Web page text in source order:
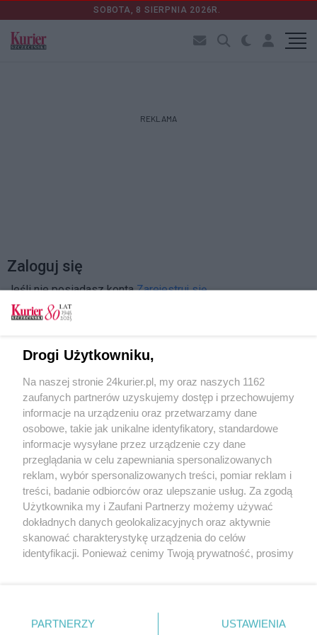
SOBOTA, 8 SIERPNIA 2026R.
REKLAMA
Zaloguj się
Jeśli nie posiadasz kontaZarejestruj się
Zapamiętać?
Zaloguj
Zapomniałem hasła
Copyright © 2022 Kurier Szczeciński sp. z o.o.
Drogi Użytkowniku,
Na naszej stronie 24kurier.pl, my oraz naszych 1162
zaufanych partnerów uzyskujemy dostęp i przechowujemy
informacje na urządzeniu oraz przetwarzamy dane
osobowe, takie jak unikalne identyfikatory, standardowe
informacje wysyłane przez urządzenie czy dane
przeglądania w celu zapewniania spersonalizowanych
reklam, wybór spersonalizowanych treści, pomiar reklam i
treści, badanie odbiorców oraz ulepszanie usług. Za zgodą
Użytkownika my i Zaufani Partnerzy możemy używać
dokładnych danych geolokalizacyjnych oraz aktywnie
skanować charakterystykę urządzenia do celów
identyfikacji. Ponieważ cenimy Twoją prywatność, prosimy
prywatności znajdujący się w lewym dolnym rogu strony
. Niektóre rodzaje przetwarzania danych nie wymagają
PARTNERZY USTAWIENIA